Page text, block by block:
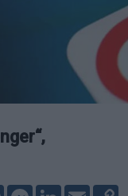
FacebookMessenger
LinkedIn
Email